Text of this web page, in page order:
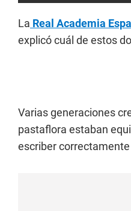
La Real Academia
explicó cuál de estos
Varias generaciones
pastaflora estaban
escriber